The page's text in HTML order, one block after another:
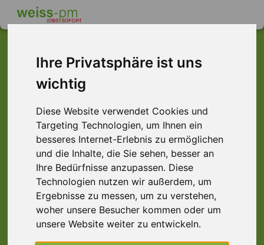
Ihre Privatsphäre ist uns
wichtig
Diese Website verwendet Cookies und
Targeting Technologien, um Ihnen ein
besseres Internet-Erlebnis zu ermöglichen
und die Inhalte, die Sie sehen, besser an
Ihre Bedürfnisse anzupassen. Diese
Technologien nutzen wir außerdem, um
Ergebnisse zu messen, um zu verstehen,
woher unsere Besucher kommen oder um
unsere Website weiter zu entwickeln.
Dieser Job ist leider
nicht mehr verfügbar ...
... aber vielleicht ist hier etwas dabei: